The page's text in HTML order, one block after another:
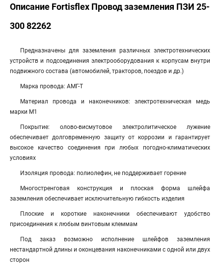
Описание Fortisflex Провод заземления ПЗИ 25-
300 82262
Предназначены для заземления различных электротехнических
устройств и подсоединения электрооборудования к корпусам внутри
подвижного состава (автомобилей, тракторов, поездов и др.)
Марка провода: АМГ-Т
Материал провода и наконечников: электротехническая медь
марки М1
Покрытие: олово-висмутовое электролитическое лужение
обеспечивает долговременную защиту от коррозии и гарантирует
высокое качество соединения при любых погодно-климатических
условиях
Изоляция провода: полиолефин, не поддерживает горение
Многостренговая конструкция и плоская форма шлейфа
заземления обеспечивает исключительную гибкость изделия
Плоские и короткие наконечники обеспечивают удобство
присоединения к любым винтовым клеммам
Под заказ возможно исполнение шлейфов заземления
нестандартной длины и оконцевания наконечниками с одной или двух
сторон